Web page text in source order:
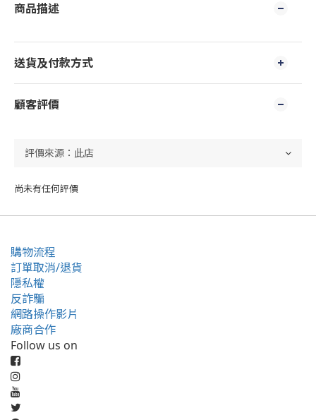
商品描述
送貨及付款方式
顧客評價
尚未有任何評價
購物流程
訂單取消/退貨
隱私權
反詐騙
網路操作影片
廠商合作
Follow us on